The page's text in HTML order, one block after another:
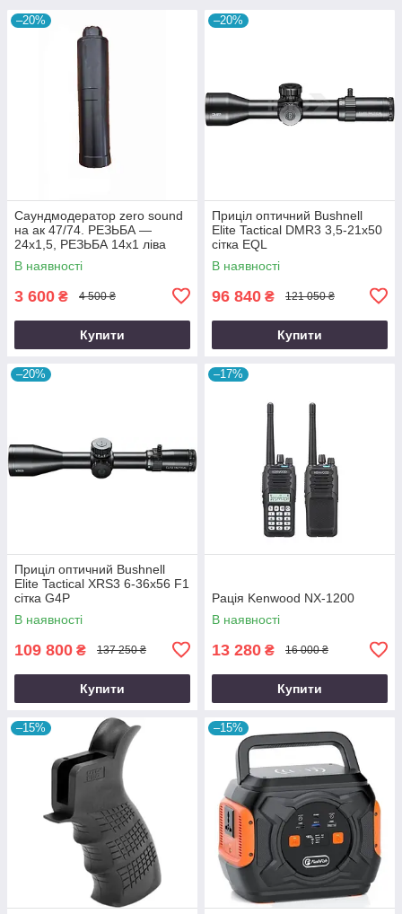
–20%
Саундмодератор zero sound
на ак 47/74. РЕЗЬБА —
24х1,5, РЕЗЬБА 14х1 ліва
В наявності
3 600 ₴ 4 500 ₴
Купити
–20%
Приціл оптичний Bushnell
Elite Tactical DMR3 3,5-21x50
сітка EQL
В наявності
96 840 ₴ 121 050 ₴
Купити
–20%
Приціл оптичний Bushnell
Elite Tactical XRS3 6-36x56 F1
сітка G4P
В наявності
109 800 ₴ 137 250 ₴
Купити
–17%
Рація Kenwood NX-1200
В наявності
13 280 ₴ 16 000 ₴
Купити
–15% –15%